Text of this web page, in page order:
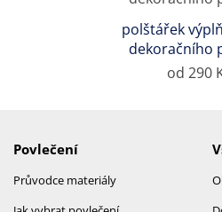
polštářek
dekoračního
od 290
Povlečení
Průvodce materiály